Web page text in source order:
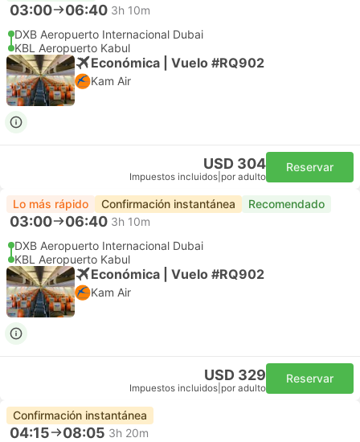
03:00 06:40 3h 10m
DXB Aeropuerto Internacional Dubai
KBL Aeropuerto Kabul
Económica | Vuelo #RQ902
Kam Air
USD 304
Impuestos incluidos por adulto
Reservar
Lo más rápido Confirmación instantánea Recomendado
03:00 06:40 3h 10m
DXB Aeropuerto Internacional Dubai
KBL Aeropuerto Kabul
Económica | Vuelo #RQ902
Kam Air
USD 329
Impuestos incluidos por adulto
Reservar
Confirmación instantánea
04:15 08:05 3h 20m